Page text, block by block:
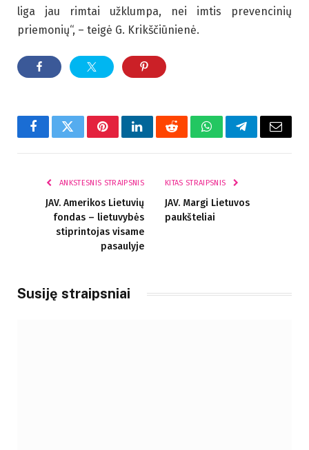
liga jau rimtai užklumpa, nei imtis prevencinių
priemonių“, – teigė G. Krikščiūnienė.
FacebookTwitterPinterestLinkedInRedditWhatsAppTelegram
El.
ANKSTESNIS STRAIPSNIS
JAV. Amerikos Lietuvių
fondas – lietuvybės
stiprintojas visame
pasaulyje
KITAS STRAIPSNIS
JAV. Margi Lietuvos
paukšteliai
Susiję straipsniai